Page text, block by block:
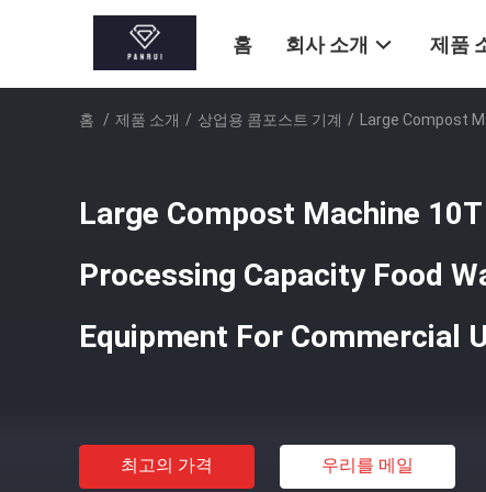
홈 회사 소개 제품
홈 / 제품 소개 / 상업용 콤포스트 기계 / Large Compost
Large Compost Machine
Processing Capacity Food
Equipment For Commercial
최고의 가격 우리를 메일